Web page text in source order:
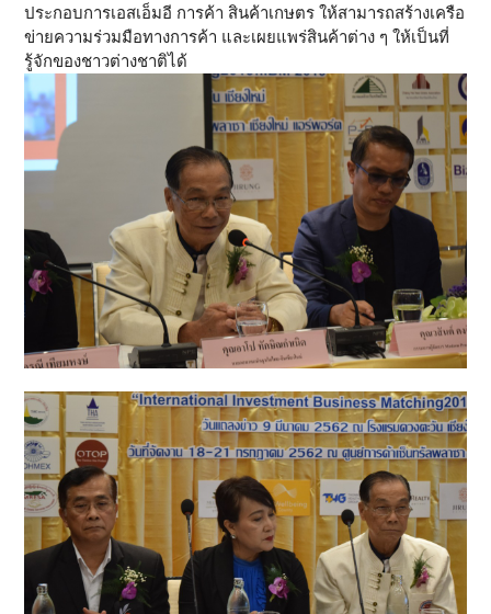
ประกอบการเอสเอ็มอี การค้า สินค้าเกษตร ให้สามารถสร้างเครือ
ข่ายความร่วมมือทางการค้า และเผยแพร่สินค้าต่าง ๆ ให้เป็นที่
รู้จักของชาวต่างชาติได้